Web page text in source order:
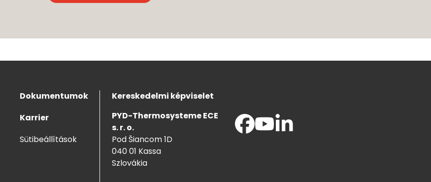
Dokumentumok
Karrier
Sütibeállítások
Kereskedelmi képviselet
PYD-Thermosysteme ECE
s. r. o.
Pod Šiancom 1D
040 01 Kassa
Szlovákia